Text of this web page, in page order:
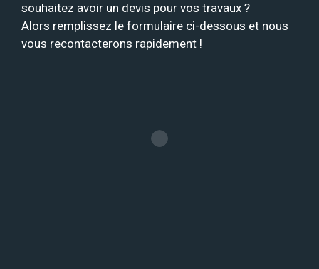
souhaitez avoir un devis pour vos travaux ?
Alors remplissez le formulaire ci-dessous et nous
vous recontacterons rapidement !